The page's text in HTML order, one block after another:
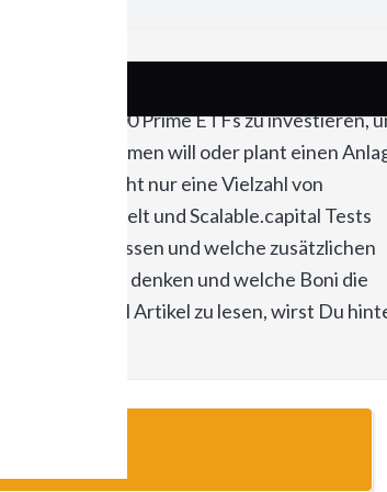
mehr als 800 Prime ETFs zu investieren,
teilnehmen will oder plant einen
bietet nicht nur eine Vielzahl von
gesammelt und Scalable.capital Tests
rechnen müssen und welche zusätzlichen
Plattform denken und welche Boni die
Artikel zu lesen, wirst Du